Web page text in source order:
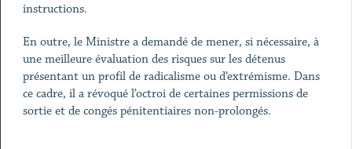
instructions.
En outre, le Ministre a demandé de mener, si nécessaire, à
une meilleure évaluation des risques sur les détenus
présentant un profil de radicalisme ou d’extrémisme. Dans
ce cadre, il a révoqué l’octroi de certaines permissions de
sortie et de congés pénitentiaires non-prolongés.